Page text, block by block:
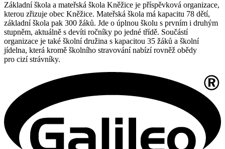
Základní škola a mateřská škola Kněžice je příspěvková organizace,
kterou zřizuje obec Kněžice. Mateřská škola má kapacitu 78 dětí,
základní škola pak 300 žáků. Jde o úplnou školu s prvním i druhým
stupněm, aktuálně s devíti ročníky po jedné třídě. Součástí
organizace je také školní družina s kapacitou 35 žáků a školní
jídelna, která kromě školního stravování nabízí rovněž obědy
pro cizí strávníky.